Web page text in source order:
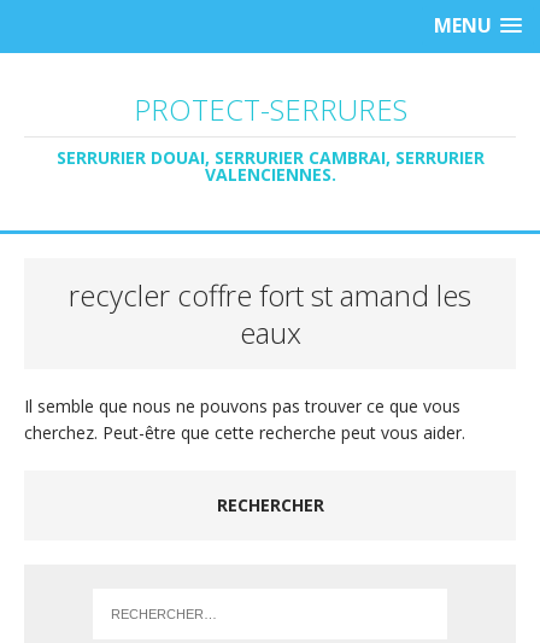
MENU
PROTECT-SERRURES
SERRURIER DOUAI, SERRURIER CAMBRAI, SERRURIER
VALENCIENNES.
recycler coffre fort st amand les
eaux
Il semble que nous ne pouvons pas trouver ce que vous
cherchez. Peut-être que cette recherche peut vous aider.
RECHERCHER